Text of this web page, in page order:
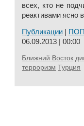
всех, кто не
реактивами ясно
Публикации
06.09.2013 | 00:00
Ближний Восток
терроризм Турция